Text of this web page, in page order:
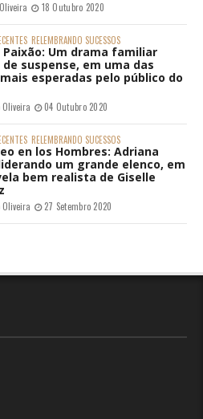
18 Outubro 2020
RELEMBRANDO SUCESSOS
Paixão: Um drama familiar
suspense, em uma das
esperadas pelo público do
04 Outubro 2020
RELEMBRANDO SUCESSOS
en los Hombres: Adriana
um grande elenco, em
bem realista de Giselle
27 Setembro 2020